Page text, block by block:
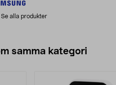
Se alla produkter
samma kategori